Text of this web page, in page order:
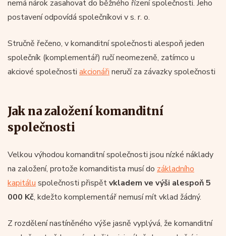
nemá nárok zasahovat do běžného řízení společnosti. Jeho
postavení odpovídá společníkovi v s. r. o.
Stručně řečeno, v komanditní společnosti alespoň jeden
společník (komplementář) ručí neomezeně, zatímco u
akciové společnosti akcionáři neručí za závazky společnosti
Jak na založení komanditní
společnosti
Velkou výhodou komanditní společnosti jsou nízké náklady
na založení, protože komanditista musí do základního
kapitálu společnosti přispětvkladem ve výši alespoň 5
000 Kč, kdežto komplementář nemusí mít vklad žádný.
Z rozdělení nastíněného výše jasně vyplývá, že komanditní